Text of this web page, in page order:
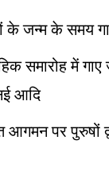
के जन्म के समय
समारोह में
आदि
आगमन पर पुरुषों